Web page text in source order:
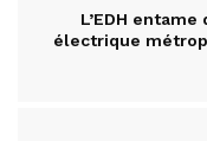
L’EDH
électrique